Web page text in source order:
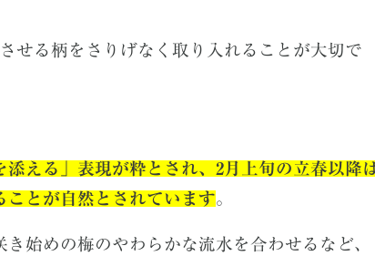
せる柄をさりげなく取り入れることが大切で
える」表現が粋とされ、2月上旬の立春以降
ことが自然とされています。
始めの梅のやわらかな流水を合わせるなど、